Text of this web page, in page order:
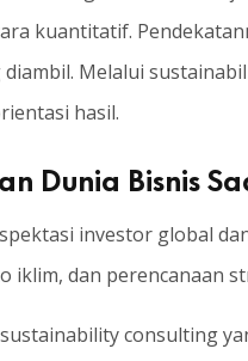
kuantitatif.
Melalui
hasil.
Dunia Bisnis
investor global
iklim, dan perencanaan
consulting